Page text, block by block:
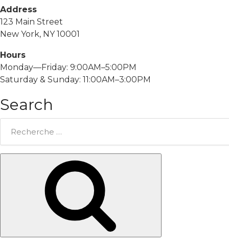
Address
123 Main Street
New York, NY 10001
Hours
Monday—Friday: 9:00AM–5:00PM
Saturday & Sunday: 11:00AM–3:00PM
Search